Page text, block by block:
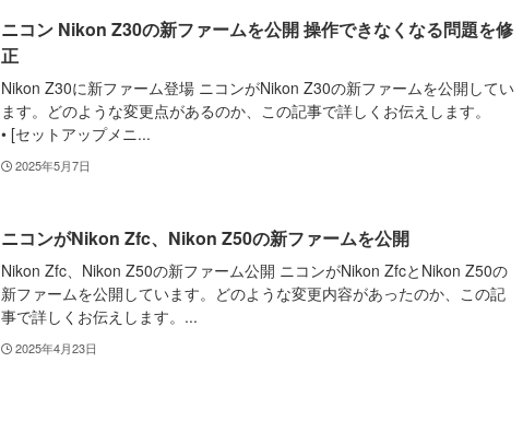
ニコン Nikon Z30の新ファームを公開 操作できなくなる問題を修
正
Nikon Z30に新ファーム登場 ニコンがNikon Z30の新ファームを公開してい
ます。どのような変更点があるのか、この記事で詳しくお伝えします。
• [セットアップメニ...
2025年5月7日
ニコンがNikon Zfc、Nikon Z50の新ファームを公開
Nikon Zfc、Nikon Z50の新ファーム公開 ニコンがNikon ZfcとNikon Z50の
新ファームを公開しています。どのような変更内容があったのか、この記
事で詳しくお伝えします。...
2025年4月23日